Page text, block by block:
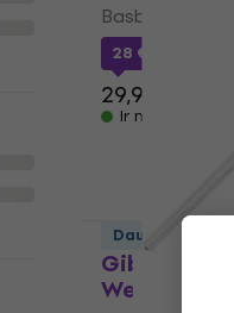
Basbungas
28 €
29,90 €
Ir noliktavā
Gibraltar
Weight
Daudzuma